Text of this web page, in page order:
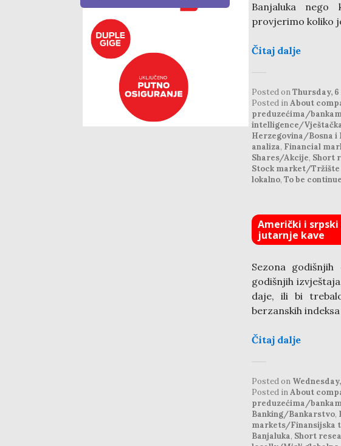
Banjaluka
provjerimo koliko
Čitaj dalje
Posted onThursday, 6
Posted inAbout
preduzećima/
intelligence/
Herzegovina/Bosna i
analiza, Financial
Shares/Akcije, Short
Stock market/Tržište
lokalno, To be
Američki i srpski
jutarnje kave
Sezona
godišnjih
daje, ili bi
berzanskih
Čitaj dalje
Posted on
Posted inAbout
preduzećima/
Banking/Bankarstvo,
markets/Finansijska
Banjaluka, Short